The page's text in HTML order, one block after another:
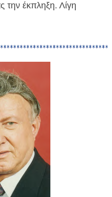
την έκπληξη. Λίγη